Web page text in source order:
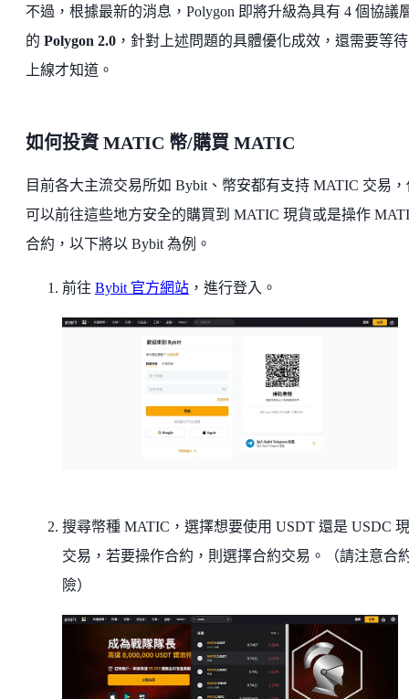
不過，根據最新的消息，Polygon 即將升級為具有 4 個協議
的 Polygon 2.0 ，針對上述問題的具體優化成效，還需要等
上線才知道。
如何投資 MATIC 幣/購買 MATIC
目前各大主流交易所如 Bybit、幣安都有支持 MATIC 交易，
可以前往這些地方安全的購買到 MATIC 現貨或是操作
合約，以下將以 Bybit 為例。
前往 Bybit 官方網站 ，進行登入。
搜尋幣種 MATIC，選擇想要使用 USDT 還是 USDC
交易，若要操作合約，則選擇合約交易。（請注意合
險）